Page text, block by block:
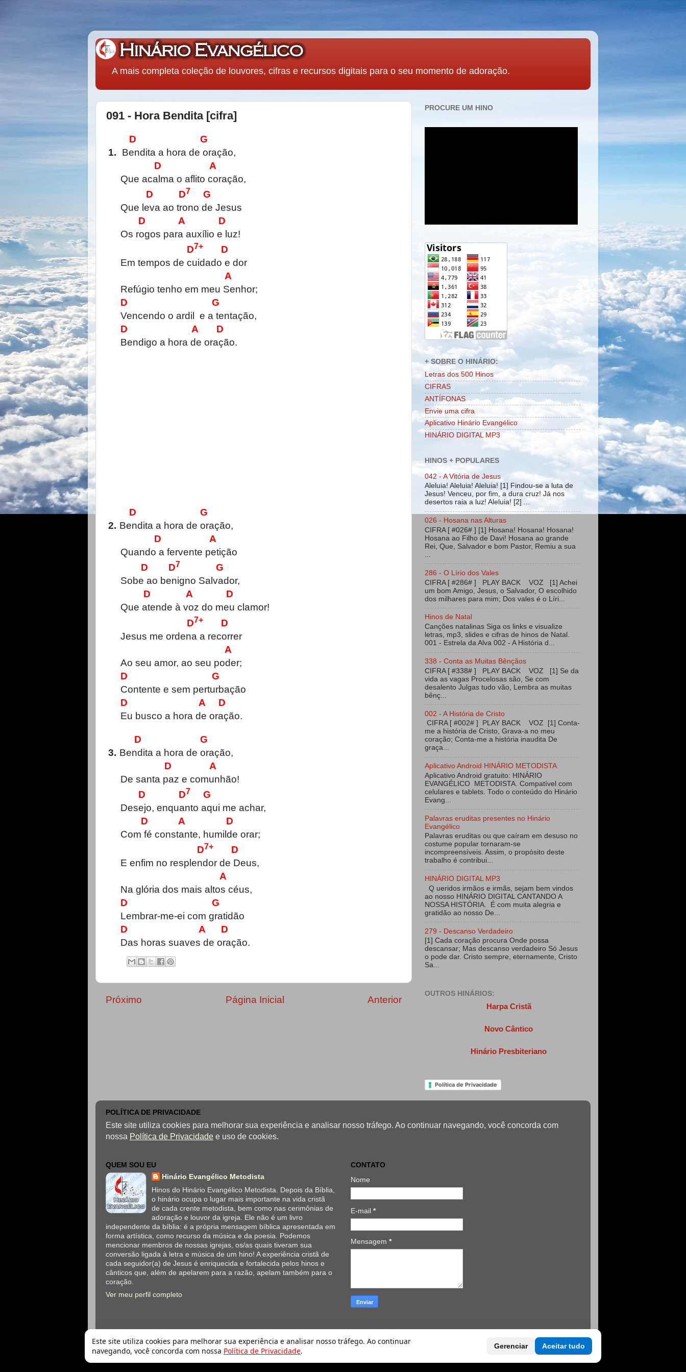
A mais completa coleção de louvores, cifras e recursos digitais para o seu momento de adoração.
091 - Hora Bendita [cifra]
D G
1.
Bendita a hora de oração,
D A
Que acalma o aflito coração,
D D7
G
Que leva ao trono de Jesus
D A D
Os rogos para auxílio e luz!
D7+
D
Em tempos de cuidado e dor
A
Refúgio tenho em meu Senhor;
D G
Vencendo o ardil e a tentação,
D A D
Bendigo a hora de oração.
D G
2. Bendita a hora de oração,
D A
Quando a fervente petição
D D7
G
Sobe ao benigno Salvador,
D A D
Que atende à voz do meu clamor!
D7+
D
Jesus me ordena a recorrer
A
Ao seu amor, ao seu poder;
D G
Contente e sem perturbação
D A D
Eu busco a hora de oração.
D G
3. Bendita a hora de oração,
D A
De santa paz e comunhão!
D D7
G
Desejo, enquanto aqui me achar,
D A D
Com fé constante, humilde orar;
D7+
D
E enfim no resplendor de Deus,
A
Na glória dos mais altos céus,
D G
Lembrar-me-ei com gratidão
D A D
Das horas suaves de oração.
Próximo Anterior
Página Inicial
PROCURE UM HINO
+ SOBRE O HINÁRIO:
Letras dos 500 Hinos
CIFRAS
ANTÍFONAS
Envie uma cifra
Aplicativo Hinário Evangélico
HINÁRIO DIGITAL MP3
HINOS + POPULARES
042 - A Vitória de Jesus
Aleluia! Aleluia! Aleluia! [1] Findou-se a luta de
Jesus! Venceu, por fim, a dura cruz! Já nos
desertos raia a luz! Aleluia! [2] ...
026 - Hosana nas Alturas
CIFRA [ #026# ] [1] Hosana! Hosana! Hosana!
Hosana ao Filho de Davi! Hosana ao grande
Rei, Que, Salvador e bom Pastor, Remiu a sua
286 - O Lírio dos Vales
CIFRA [ #286# ] PLAY BACK VOZ [1] Achei
um bom Amigo, Jesus, o Salvador, O escolhido
dos milhares para mim; Dos vales é o Líri...
Hinos de Natal
Canções natalinas Siga os links e visualize
letras, mp3, slides e cifras de hinos de Natal.
001 - Estrela da Alva 002 - A História d...
338 - Conta as Muitas Bênçãos
CIFRA [ #338# ] PLAY BACK VOZ [1] Se da
vida as vagas Procelosas são, Se com
desalento Julgas tudo vão, Lembra as muitas
bênç...
002 - A História de Cristo
CIFRA [ #002# ] PLAY BACK VOZ [1] Conta-
me a história de Cristo, Grava-a no meu
coração; Conta-me a história inaudita De
graça...
Aplicativo Android HINÁRIO METODISTA
Aplicativo Android gratuito: HINÁRIO
EVANGÉLICO METODISTA. Compatível com
celulares e tablets. Todo o conteúdo do Hinário
Evang...
Palavras eruditas presentes no Hinário
Evangélico
Palavras eruditas ou que caíram em desuso no
costume popular tornaram-se
incompreensíveis. Assim, o propósito deste
trabalho é contribui...
HINÁRIO DIGITAL MP3
Q ueridos irmãos e irmãs, sejam bem vindos
ao nosso HINÁRIO DIGITAL CANTANDO A
NOSSA HISTÓRIA. É com muita alegria e
gratidão ao nosso De...
279 - Descanso Verdadeiro
[1] Cada coração procura Onde possa
descansar; Mas descanso verdadeiro Só Jesus
o pode dar. Cristo sempre, eternamente, Cristo
Sa...
OUTROS HINÁRIOS:
Harpa Cristã
Novo Cântico
Hinário Presbiteriano
Política de Privacidade
POLÍTICA DE PRIVACIDADE
Este site utiliza cookies para melhorar sua experiência e analisar nosso tráfego. Ao continuar navegando, você concorda com
nossa Política de Privacidade e uso de cookies.
Este site utiliza cookies para melhorar sua experiência e analisar nosso tráfego. Ao continuar
navegando, você concorda com nossa Política de Privacidade. Gerenciar Aceitar tudo
QUEM SOU EU
Hinário Evangélico Metodista
Hinos do Hinário Evangélico Metodista. Depois da Bíblia,
o hinário ocupa o lugar mais importante na vida cristã
de cada crente metodista, bem como nas cerimônias de
adoração e louvor da igreja. Ele não é um livro
independente da bíblia: é a própria mensagem bíblica apresentada em
forma artística, como recurso da música e da poesia. Podemos
mencionar membros de nossas igrejas, os/as quais tiveram sua
conversão ligada à letra e música de um hino! A experiência cristã de
cada seguidor(a) de Jesus é enriquecida e fortalecida pelos hinos e
cânticos que, além de apelarem para a razão, apelam também para o
coração.
Ver meu perfil completo
CONTATO
Nome
E-mail *
Mensagem *